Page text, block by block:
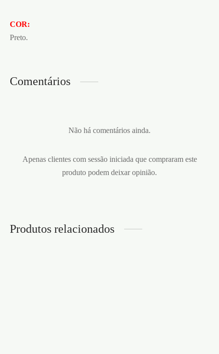
COR:
Preto.
Comentários
Não há comentários ainda.
Apenas clientes com sessão iniciada que compraram este
produto podem deixar opinião.
Produtos relacionados